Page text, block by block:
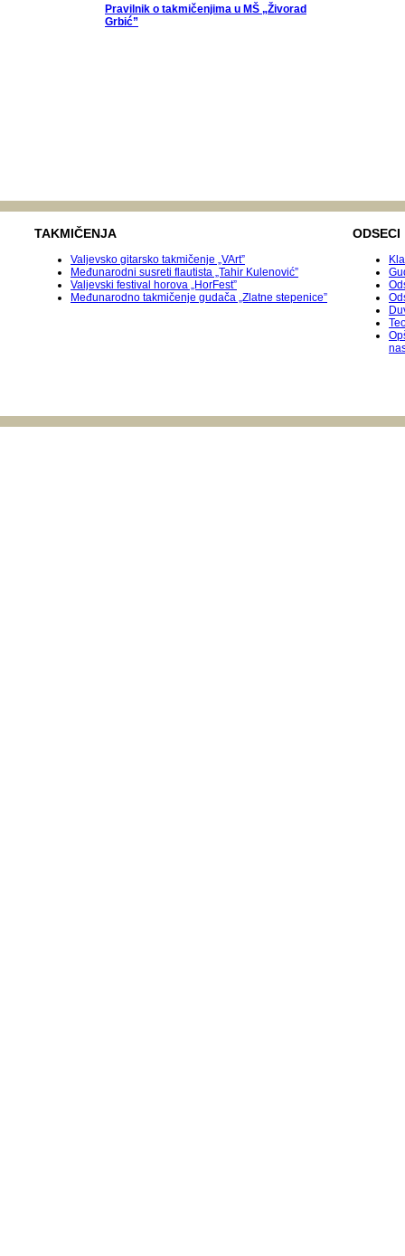
Pravilnik o takmičenjima u MŠ „Živorad
Grbić”
TAKMIČENJA
Valjevsko gitarsko takmičenje „VArt”
Međunarodni susreti flautista „Tahir Kulenović”
Valjevski festival horova „HorFest”
Međunarodnо takmičenje gudača „Zlatne stepenice”
ODSECI